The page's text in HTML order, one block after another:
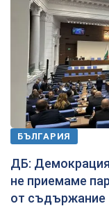
БЪЛГАРИЯ
ДБ:
не приемаме
от съдържание